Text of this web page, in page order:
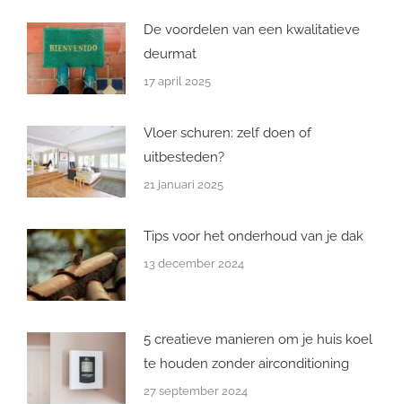
De voordelen van een kwalitatieve
deurmat
17 april 2025
Vloer schuren: zelf doen of
uitbesteden?
21 januari 2025
Tips voor het onderhoud van je dak
13 december 2024
5 creatieve manieren om je huis koel
te houden zonder airconditioning
27 september 2024